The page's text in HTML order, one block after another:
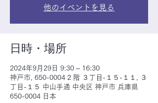
他のイベントを見る
日時・場所
2024年9月29日 9:30 – 16:30
神戸市, 650-0004 2 階 ３丁目-１５-１１, ３
丁目-１５ 中山手通 中央区 神戸市 兵庫県
650-0004 日本